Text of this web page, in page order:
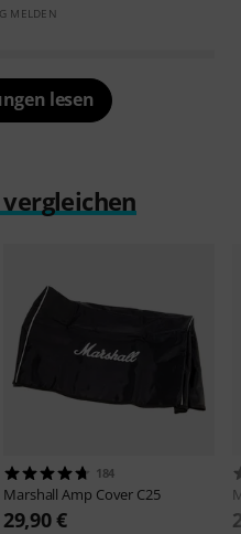
MELDEN
lesen
184
MarshallAmp Cover C25
29,90 €